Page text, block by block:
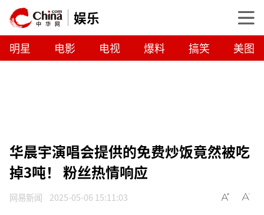
娱乐
明星 电影 电视 爆料 搞笑 美图
华晨宇演唱会提供的免费炒饭竟然被吃
掉3吨！ 粉丝热情响应
网易新闻 2025-05-06 15:11:03